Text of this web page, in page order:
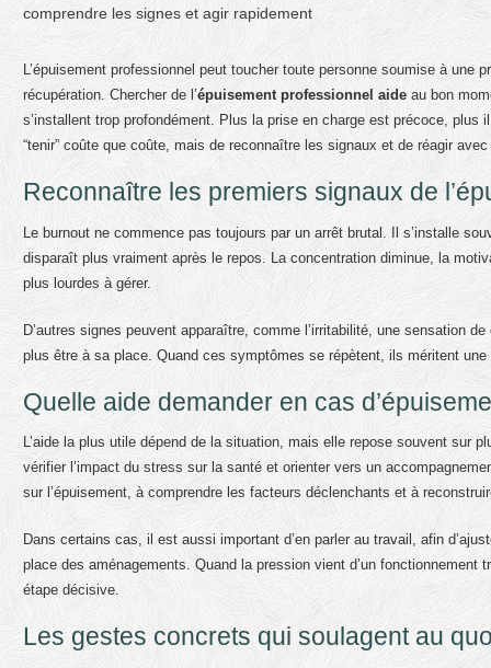
comprendre les signes et agir rapidement
L’épuisement professionnel peut toucher toute personne soumise à
récupération. Chercher de l’épuisement professionnel aide au bon
s’installent trop profondément. Plus la prise en charge est précoce, plus
“tenir” coûte que coûte, mais de reconnaître les signaux et de réagir
Reconnaître les premiers signaux de
Le burnout ne commence pas toujours par un arrêt brutal. Il s’installe
disparaît plus vraiment après le repos. La concentration diminue, la
plus lourdes à gérer.
D’autres signes peuvent apparaître, comme l’irritabilité, une sensation
plus être à sa place. Quand ces symptômes se répètent, ils méritent
Quelle aide demander en cas
L’aide la plus utile dépend de la situation, mais elle repose souvent sur
vérifier l’impact du stress sur la santé et orienter vers un
sur l’épuisement, à comprendre les facteurs déclenchants et à
Dans certains cas, il est aussi important d’en parler au travail, afin
place des aménagements. Quand la pression vient d’un fonctionnement
étape décisive.
Les gestes concrets qui soulagent au